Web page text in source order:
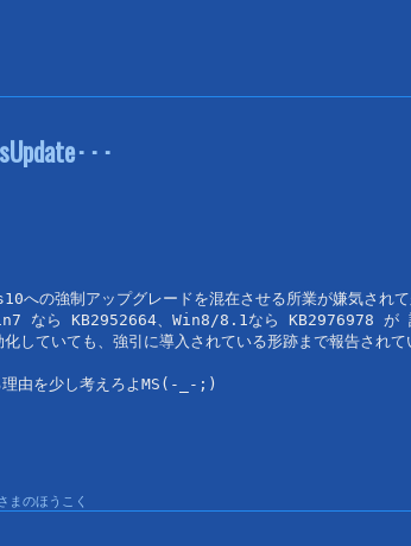
･･･
への強制アップグレードを混在させる所業が嫌気されて
なら KB2952664、Win8/8.1なら KB2976978 が
していても、強引に導入されている形跡まで報告されて
まのほうこく